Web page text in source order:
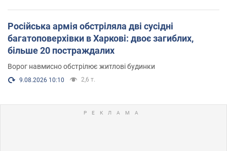
Російська армія обстріляла дві сусідні
багатоповерхівки в Харкові: двоє загиблих,
більше 20 постраждалих
Ворог навмисно обстрілює житлові будинки
9.08.2026 10:10 2,6 т.